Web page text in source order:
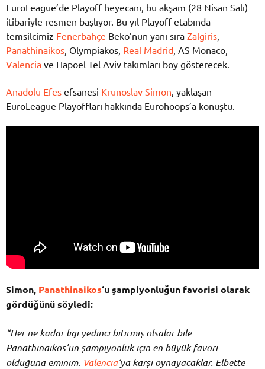
EuroLeague’de Playoff heyecanı, bu akşam (28 Nisan Salı)
itibariyle resmen başlıyor. Bu yıl Playoff etabında
temsilcimiz Fenerbahçe Beko’nun yanı sıra Zalgiris
Panathinaikos , Olympiakos, Real Madrid , AS Monaco,
Valencia ve Hapoel Tel Aviv takımları boy gösterecek.
Anadolu Efes efsanesi Krunoslav Simon, yaklaşan
EuroLeague Playoffları hakkında Eurohoops’a konuştu.
Simon, Panathinaikos‘u şampiyonluğun favorisi olarak
gördüğünü söyledi:
“Her ne kadar ligi yedinci bitirmiş olsalar bile
Panathinaikos’un şampiyonluk için en büyük favori
olduğuna eminim. Valencia‘ya karşı oynayacaklar. Elbette